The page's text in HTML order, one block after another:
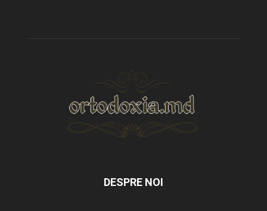
DESPRE NOI